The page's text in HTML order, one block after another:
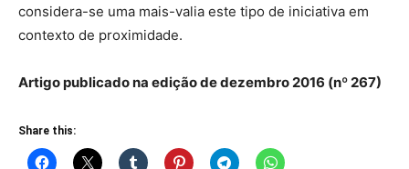
considera-se uma mais-valia este tipo de iniciativa em
contexto de proximidade.
Artigo publicado na edição de dezembro 2016 (nº 267)
Share this: